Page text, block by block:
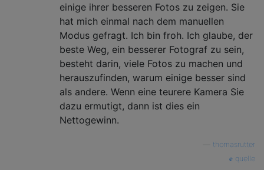
einige ihrer besseren Fotos zu zeigen. Sie
hat mich einmal nach dem manuellen
Modus gefragt. Ich bin froh. Ich glaube, der
beste Weg, ein besserer Fotograf zu sein,
besteht darin, viele Fotos zu machen und
herauszufinden, warum einige besser sind
als andere. Wenn eine teurere Kamera Sie
dazu ermutigt, dann ist dies ein
Nettogewinn.
thomasrutter
quelle